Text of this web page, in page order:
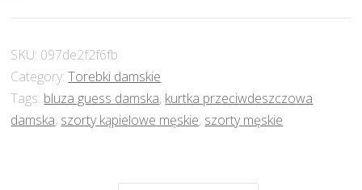
SKU: 097de2f2f6fb
Category:Torebki damskie
Tags: bluza guess damska, kurtka przeciwdeszczowa
damska, szorty kąpielowe męskie, szorty męskie